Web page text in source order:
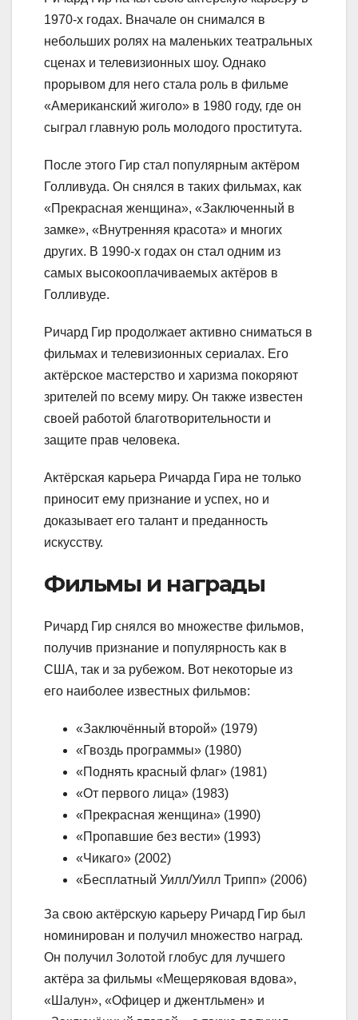
1970-х годах. Вначале он снимался в
небольших ролях на маленьких театральных
сценах и телевизионных шоу. Однако
прорывом для него стала роль в фильме
«Американский жиголо» в 1980 году, где он
сыграл главную роль молодого проститута.
После этого Гир стал популярным актёром
Голливуда. Он снялся в таких фильмах, как
«Прекрасная женщина», «Заключенный в
замке», «Внутренняя красота» и многих
других. В 1990-х годах он стал одним из
самых высокооплачиваемых актёров в
Голливуде.
Ричард Гир продолжает активно сниматься в
фильмах и телевизионных сериалах. Его
актёрское мастерство и харизма покоряют
зрителей по всему миру. Он также известен
своей работой благотворительности и
защите прав человека.
Актёрская карьера Ричарда Гира не только
приносит ему признание и успех, но и
доказывает его талант и преданность
искусству.
Фильмы и награды
Ричард Гир снялся во множестве фильмов,
получив признание и популярность как в
США, так и за рубежом. Вот некоторые из
его наиболее известных фильмов:
«Заключённый второй» (1979)
«Гвоздь программы» (1980)
«Поднять красный флаг» (1981)
«От первого лица» (1983)
«Прекрасная женщина» (1990)
«Пропавшие без вести» (1993)
«Чикаго» (2002)
«Бесплатный Уилл/Уилл Трипп» (2006)
За свою актёрскую карьеру Ричард Гир был
номинирован и получил множество наград.
Он получил Золотой глобус для лучшего
актёра за фильмы «Мещеряковая вдова»,
«Шалун», «Офицер и джентльмен» и